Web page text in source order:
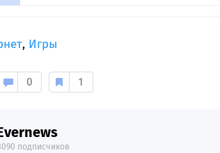
, Игры
0 1
подписчиков